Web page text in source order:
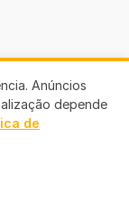
Anúncios
depende
de